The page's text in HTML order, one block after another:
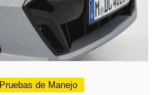
Pruebas de Manejo